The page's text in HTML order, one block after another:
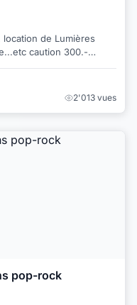
300.-
2'013 vues
pop-rock